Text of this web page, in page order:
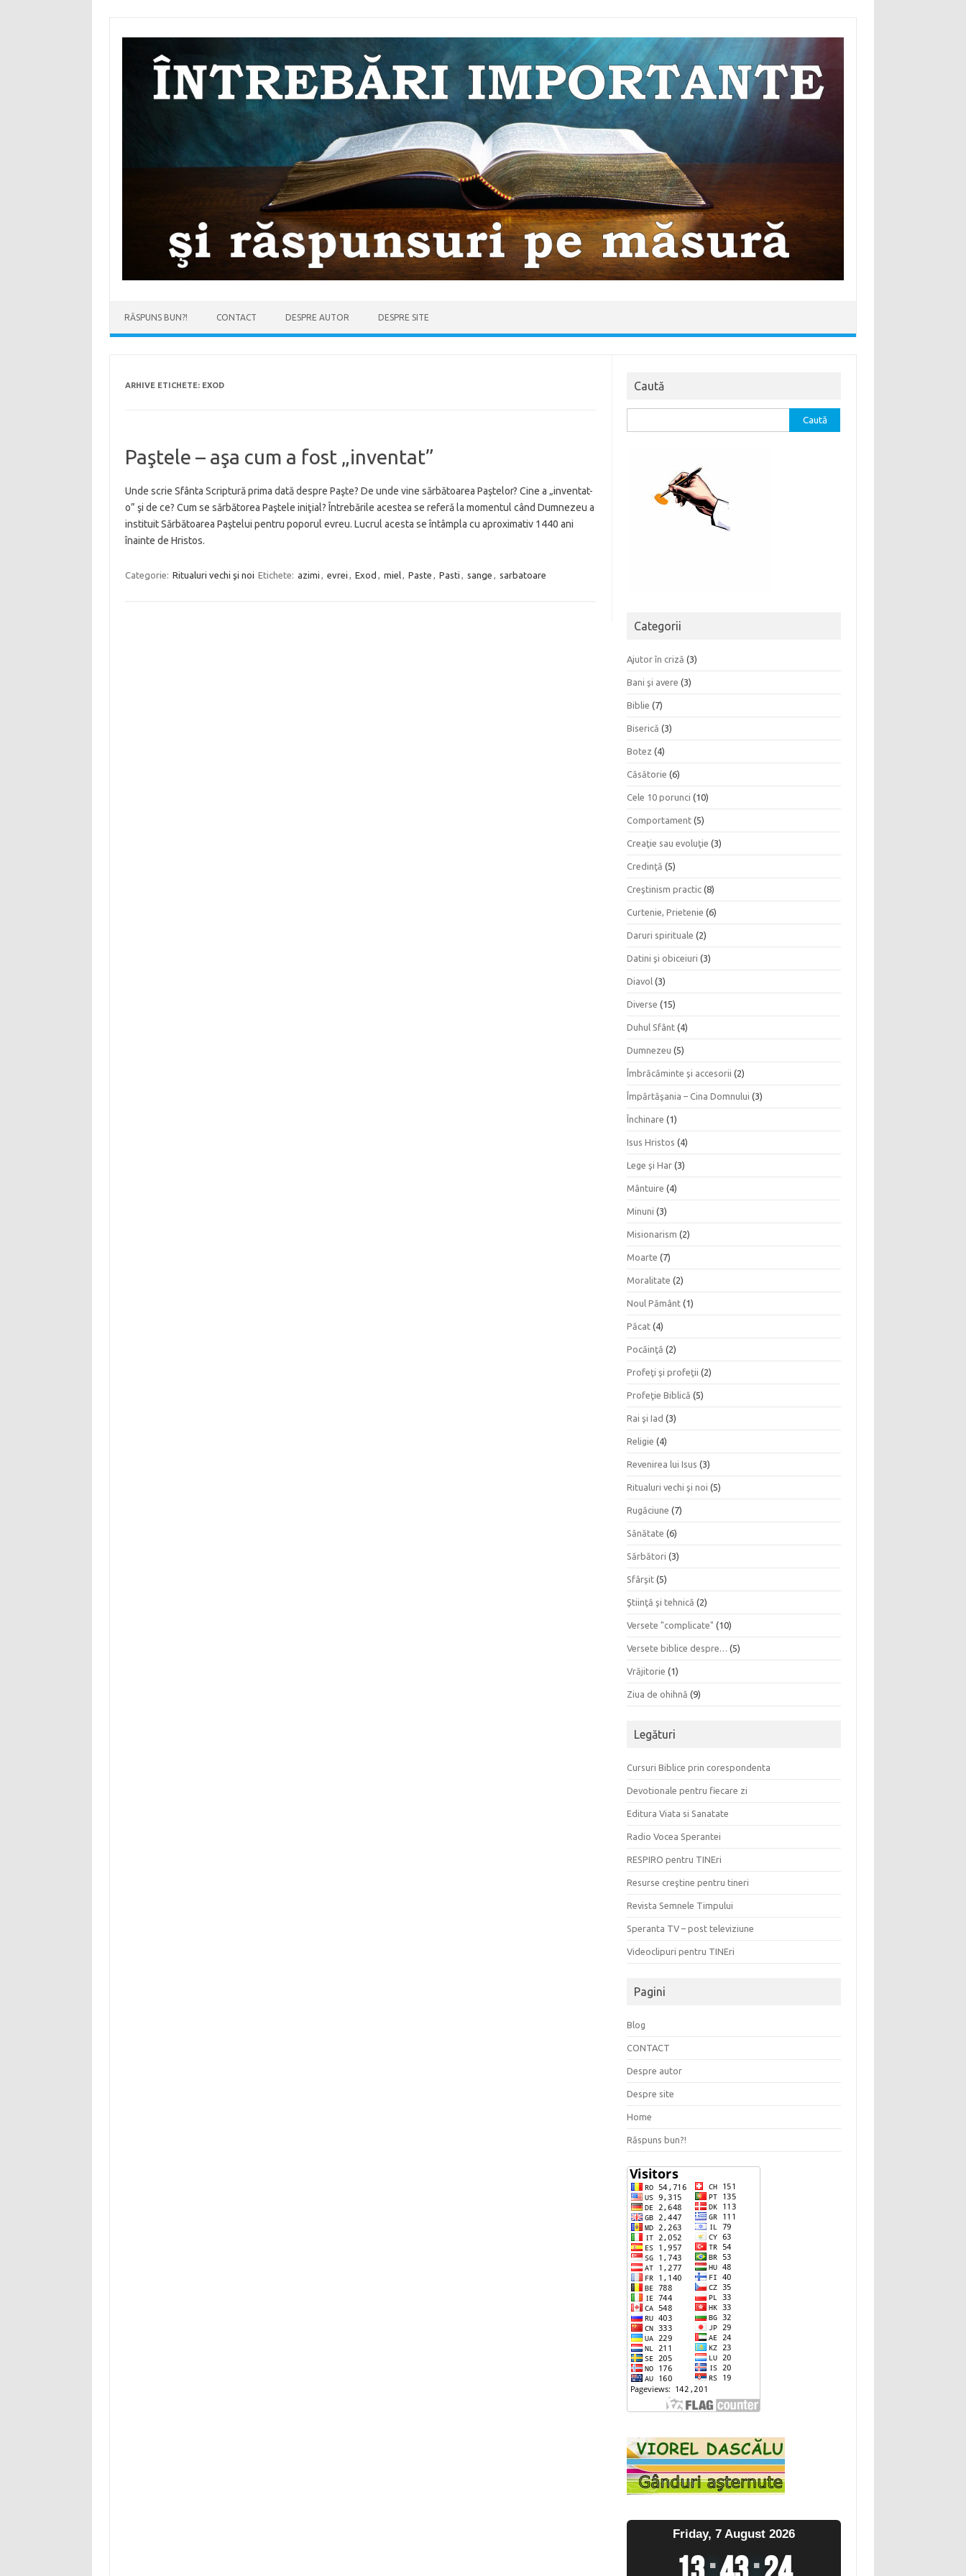
RĂSPUNS BUN?! CONTACT DESPRE AUTOR DESPRE SITE
ARHIVE ETICHETE: EXOD
Paştele – aşa cum a fost „inventat”
Unde scrie Sfânta Scriptură prima dată despre Paşte? De unde vine sărbătoarea Paştelor? Cine a „inventat-
o” şi de ce? Cum se sărbătorea Paştele iniţial? Întrebările acestea se referă la momentul când Dumnezeu a
instituit Sărbătoarea Paştelui pentru poporul evreu. Lucrul acesta se întâmpla cu aproximativ 1440 ani
înainte de Hristos.
Categorie: Ritualuri vechi şi noi Etichete: azimi , evrei , Exod , miel, Paste , Pasti , sange , sarbatoare
Caută
după:
Categorii
Ajutor în criză (3)
Bani şi avere (3)
Biblie (7)
Biserică (3)
Botez (4)
Căsătorie (6)
Cele 10 porunci (10)
Comportament (5)
Creaţie sau evoluţie (3)
Credinţă (5)
Creştinism practic (8)
Curtenie, Prietenie (6)
Daruri spirituale (2)
Datini şi obiceiuri (3)
Diavol (3)
Diverse (15)
Duhul Sfânt (4)
Dumnezeu (5)
Îmbrăcăminte şi accesorii (2)
Împărtăşania – Cina Domnului (3)
Închinare (1)
Isus Hristos (4)
Lege şi Har (3)
Mântuire (4)
Minuni (3)
Misionarism (2)
Moarte (7)
Moralitate (2)
Noul Pământ (1)
Păcat (4)
Pocăinţă (2)
Profeţi şi profeţii (2)
Profeţie Biblică (5)
Rai şi Iad (3)
Religie (4)
Revenirea lui Isus (3)
Ritualuri vechi şi noi (5)
Rugăciune (7)
Sănătate (6)
Sărbători (3)
Sfârşit (5)
Ştiinţă şi tehnică (2)
Versete "complicate" (10)
Versete biblice despre… (5)
Vrăjitorie (1)
Ziua de ohihnă (9)
Legături
Cursuri Biblice prin corespondenta
Devotionale pentru fiecare zi
Editura Viata si Sanatate
Radio Vocea Sperantei
RESPIRO pentru TINEri
Resurse creştine pentru tineri
Revista Semnele Timpului
Speranta TV – post televiziune
Videoclipuri pentru TINEri
Pagini
Blog
CONTACT
Despre autor
Despre site
Home
Răspuns bun?!
Friday, 7 August 2026